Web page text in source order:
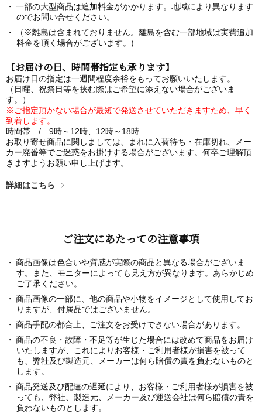
一部の大型商品は追加料金がかかります。地域により異なります
のでお問い合せください。
（※離島は含まれておりません。離島を含む一部地域は実費追加
料金を頂く場合がございます。)
【お届けの日、時間帯指定も承ります】
お届け日の指定は一週間程度余裕をもってお願いいたします。
（日曜、祝祭日等を挟む際はご希望に添えない場合がございま
す。）
※ご指定頂かない場合が最短で発送させていただきますため、早く
到着します。
時間帯 / 9時～12時、12時～18時
お取り寄せ商品に関しましては、まれに入荷待ち・在庫切れ、メー
カー廃番等でご迷惑をお掛けする場合がございます。何卒ご理解頂
きますようお願い申し上げます。
詳細はこちら
ご注文にあたっての注意事項
商品画像は色合いや質感が実際の商品と異なる場合がございま
す。また、モニターによっても見え方が異なります。あらかじめ
ご了承ください。
商品画像の一部に、他の商品や小物をイメージとして使用してお
りますが、付属品ではございません。
商品手配の都合上、ご注文をお受けできない場合があります。
商品の不良・故障・不足等が生じた場合には改めて商品をお届け
いたしますが、これによりお客様・ご利用者様が損害を被って
も、弊社及び製造元、メーカーは何ら賠償の責を負わないものと
します。
商品発送及び配達の遅延により、お客様・ご利用者様が損害を被
っても、弊社、製造元、メーカー及び運送会社は何ら賠償の責を
負わないものとします。